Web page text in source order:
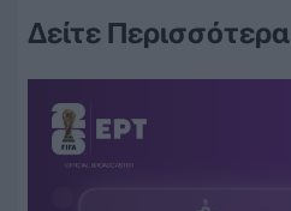
Δείτε Περισσότερα